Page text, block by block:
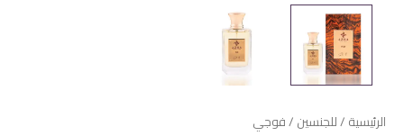
الرئيسية /للجنسين / فوجي